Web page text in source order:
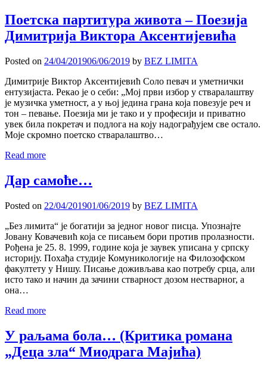
Поетска партитура живота – Поезија
Димитрија Виктора Аксентијевића
Posted on 24/04/201906/06/2019 by BEZ LIMITA
Димитрије Виктор Аксентијевић Соло певач и уметнички
ентузијаста. Рекао је о себи: „Мој први избор у стваралаштву
је музичка уметност, а у њој једина грана која повезује реч и
тон – певање. Поезија ми је тако и у професији и приватно
увек била покретач и подлога на коју надограђујем све остало.
Моје скромно поетско стваралаштво…
Read more
Дар самоће…
Posted on 22/04/201901/06/2019 by BEZ LIMITA
„Без лимита“ је богатији за једног новог писца. Упознајте
Јовану Ковачевић која се писањем бори против пролазности.
Рођена је 25. 8. 1999, године која је заувек уписана у српску
историју. Похађа студије Комуникологије на Филозофском
факултету у Нишу. Писање доживљава као потребу срца, али
исто тако и начин да зачини стварност дозом нестварног, а
она…
Read more
У раљама бола… (Критика романа
„Деца зла“ Миодрага Мајића)